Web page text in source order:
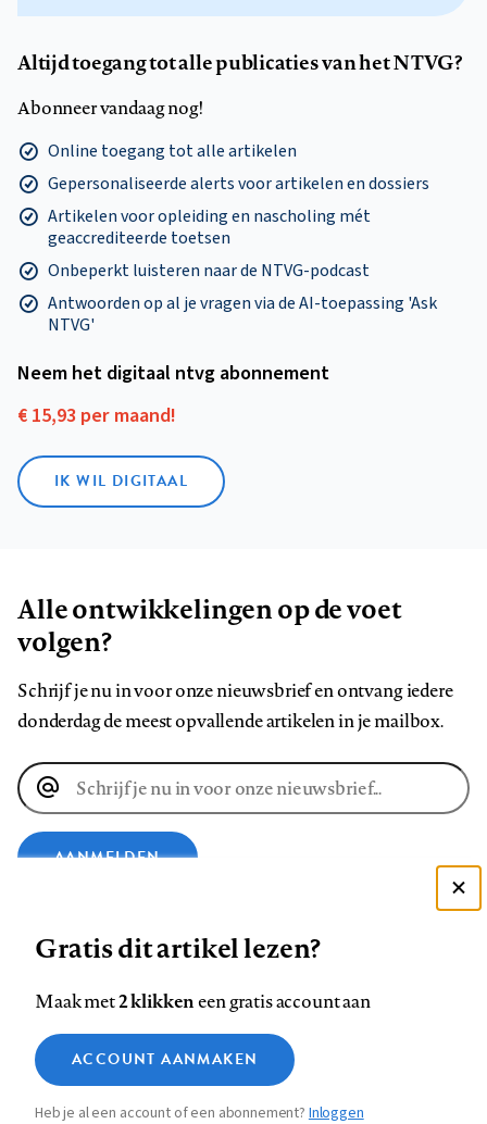
Altijd toegang tot alle publicaties van het NTVG?
Abonneer vandaag nog!
Online toegang tot alle artikelen
Gepersonaliseerde alerts voor artikelen en dossiers
Artikelen voor opleiding en nascholing mét
geaccrediteerde toetsen
Onbeperkt luisteren naar de NTVG-podcast
Antwoorden op al je vragen via de AI-toepassing 'Ask
NTVG'
Neem het digitaal ntvg abonnement
€ 15,93 per maand!
IK WIL DIGITAAL
Alle ontwikkelingen op de voet
volgen?
Schrijf je nu in voor onze nieuwsbrief en ontvang iedere
donderdag de meest opvallende artikelen in je mailbox.
E-
mailadres
AANMELDEN
Volg
ons
op
Volg
ons
op
Volg
ons
op
Volg
ons
op
Volg
ons
Volg
Footer
Contact Colofon Disclaimer Privacy
Medische vragen verdienen
betrouwbare antwoorden
Gratis dit artikel lezen?
Maak met2 klikkeneen gratis account aan
ACCOUNT AANMAKEN
Heb je al een account of een abonnement?Inloggen
Zie onze cookie policy
Analytische cookies
Marketing cookies